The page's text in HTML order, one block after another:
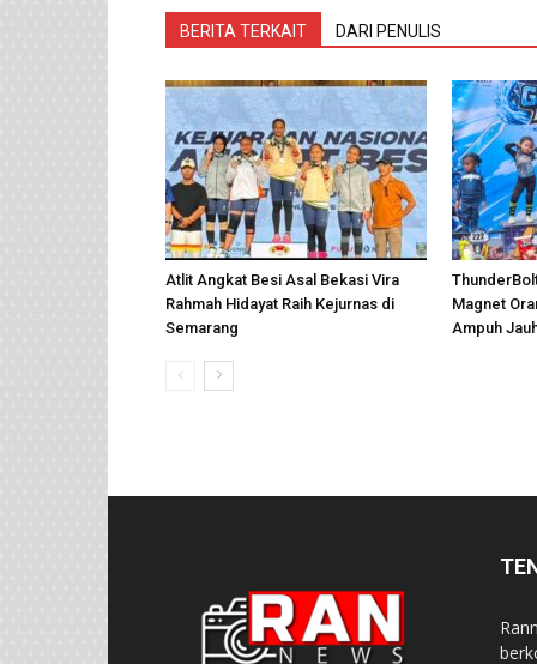
BERITA TERKAIT DARI PENULIS
Atlit Angkat Besi Asal Bekasi Vira
Rahmah Hidayat Raih Kejurnas di
Semarang
Magnet
Ampuh